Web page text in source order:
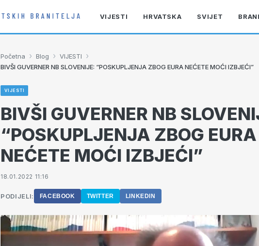
VIJESTI HRVATSKA SVIJET
Početna › Blog › VIJESTI ›
BIVŠI GUVERNER NB SLOVENIJE: “POSKUPLJENJA ZBOG EURA NEĆETE MOĆI IZBJEĆI”
VIJESTI
BIVŠI GUVERNER NB
“POSKUPLJENJA ZBOG EURA
NEĆETE MOĆI IZBJEĆI”
18.01.2022 11:16
PODIJELI: FACEBOOK TWITTER LINKEDIN